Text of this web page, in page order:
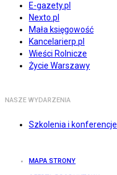
E-gazety.pl
Nexto.pl
Mała księgowość
Kancelarierp.pl
Wieści Rolnicze
Życie Warszawy
NASZE WYDARZENIA
Szkolenia i konferencje
MAPA STRONY